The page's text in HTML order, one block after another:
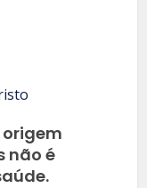
não é